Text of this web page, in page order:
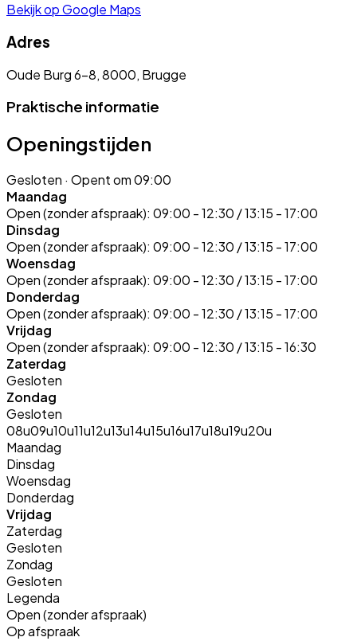
Bekijk op Google Maps
Adres
Oude Burg 6-8, 8000, Brugge
Praktische informatie
Openingstijden
Gesloten · Opent om 09:00
Maandag
Open (zonder afspraak): 09:00 - 12:30 / 13:15 - 17:00
Dinsdag
Open (zonder afspraak): 09:00 - 12:30 / 13:15 - 17:00
Woensdag
Open (zonder afspraak): 09:00 - 12:30 / 13:15 - 17:00
Donderdag
Open (zonder afspraak): 09:00 - 12:30 / 13:15 - 17:00
Vrijdag
Open (zonder afspraak): 09:00 - 12:30 / 13:15 - 16:30
Zaterdag
Gesloten
Zondag
Gesloten
08u09u10u11u12u13u14u15u16u17u18u19u20u
Maandag
Dinsdag
Woensdag
Donderdag
Vrijdag
Zaterdag
Gesloten
Zondag
Gesloten
Legenda
Open (zonder afspraak)
Op afspraak